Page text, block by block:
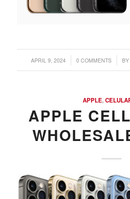
APRIL 9, 2024
/ 0 COMMENTS
/ BY
APPLE,
APPLE